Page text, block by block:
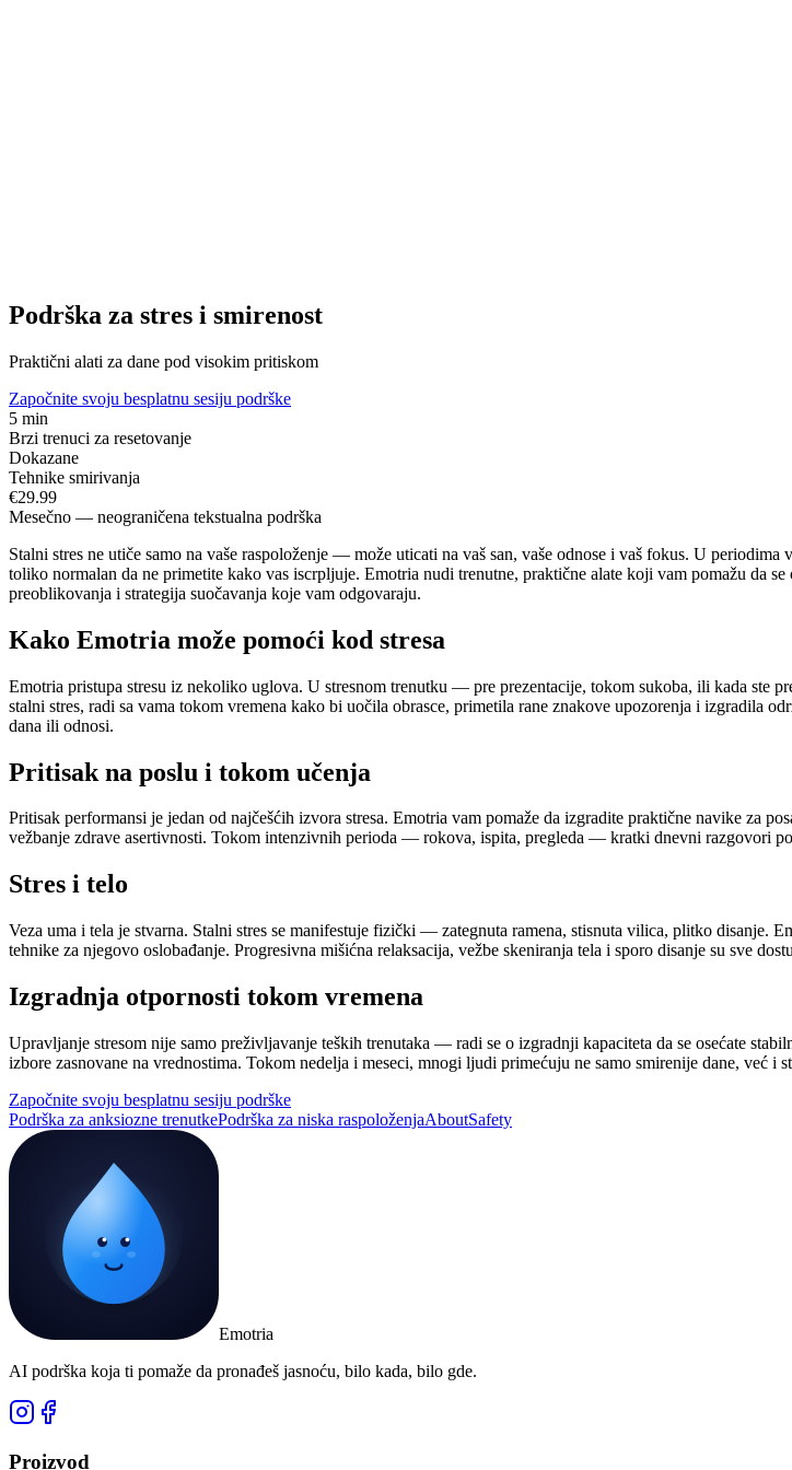
Podrška za stres i smirenost
Praktični alati za dane pod visokim pritiskom
Započnite svoju besplatnu sesiju podrške
5 min
Brzi trenuci za resetovanje
Dokazane
Tehnike smirivanja
€29.99
Mesečno — neograničena tekstualna podrška
Stalni stres ne utiče samo na vaše raspoloženje — može uticati na vaš san, vaše odnose i vaš fokus. U
toliko normalan da ne primetite kako vas iscrpljuje. Emotria nudi trenutne, praktične alate koji vam pomažu da
preoblikovanja i strategija suočavanja koje vam odgovaraju.
Kako Emotria može pomoći kod stresa
Emotria pristupa stresu iz nekoliko uglova. U stresnom trenutku — pre prezentacije, tokom sukoba, ili kada ste
stalni stres, radi sa vama tokom vremena kako bi uočila obrasce, primetila rane znakove upozorenja i izgradila
dana ili odnosi.
Pritisak na poslu i tokom učenja
Pritisak performansi je jedan od najčešćih izvora stresa. Emotria vam pomaže da izgradite praktične navike za
vežbanje zdrave asertivnosti. Tokom intenzivnih perioda — rokova, ispita, pregleda — kratki dnevni razgovori
Stres i telo
Veza uma i tela je stvarna. Stalni stres se manifestuje fizički — zategnuta ramena, stisnuta vilica, plitko disanje.
tehnike za njegovo oslobađanje. Progresivna mišićna relaksacija, vežbe skeniranja tela i sporo disanje su sve
Izgradnja otpornosti tokom vremena
Upravljanje stresom nije samo preživljavanje teških trenutaka — radi se o izgradnji kapaciteta da se osećate
izbore zasnovane na vrednostima. Tokom nedelja i meseci, mnogi ljudi primećuju ne samo smirenije dane, već i
Započnite svoju besplatnu sesiju podrške
Podrška za anksiozne trenutkePodrška za niska raspoloženjaAboutSafety
Emotria
AI podrška koja ti pomaže da pronađeš jasnoću, bilo kada, bilo gde.
Proizvod